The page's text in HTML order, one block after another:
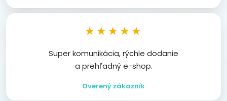
★★★★★
Super komunikácia, rýchle dodanie
a prehľadný e-shop.
Overený zákazník